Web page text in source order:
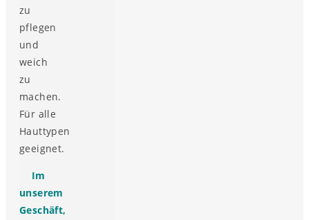
zu
pflegen
und
weich
zu
machen.
Für alle
Hauttypen
geeignet.
Im
unserem
Geschäft,